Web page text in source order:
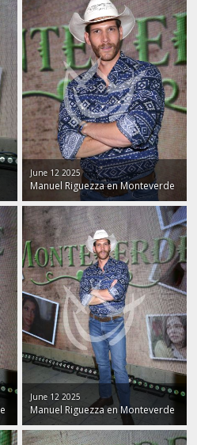
June 12 2025
Manuel Riguezza en Monteverde
June 12 2025
Manuel Riguezza en Monteverde